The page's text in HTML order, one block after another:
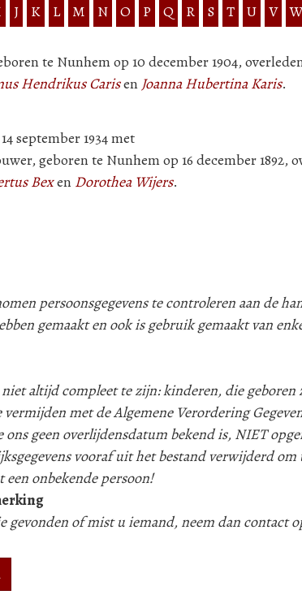
J K L M N O P Q R S T U V
te Nunhem op 10 december 1904,
Hendrikus Carisen Joanna Hubertina Karis.
september 1934 met
geboren te Nunhem op 16 december 1892,
Bexen Dorothea Wijers.
persoonsgegevens te controleren aan de
gemaakt en ook is gebruik gemaakt van
altijd compleet te zijn: kinderen, die
met de Algemene Verordering
ons geen overlijdensdatum bekend is, NIET
vooraf uit het bestand verwijderd
onbekende persoon!
of mist u iemand, neem dan contact